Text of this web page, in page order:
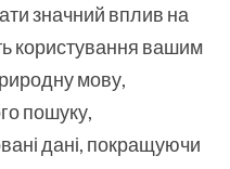
значний вплив на
користування вашим
мову,
пошуку,
дані, покращуючи